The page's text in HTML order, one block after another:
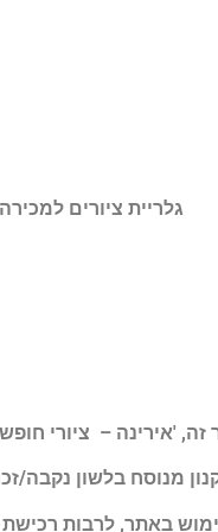
גלריית ציורים למכירה